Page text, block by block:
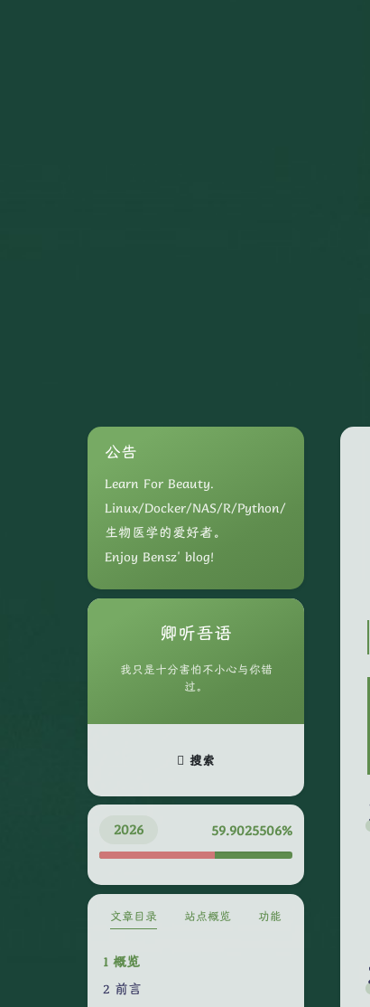
公告
Learn For Beauty.
Linux/Docker/NAS/R/Python/
生物医学的爱好者。
Enjoy Bensz' blog!
卿听吾语
我只是十分害怕不小心与你错
过。
搜索
2026 59.9025570%
文章目录 站点概览 功能
概览
前言